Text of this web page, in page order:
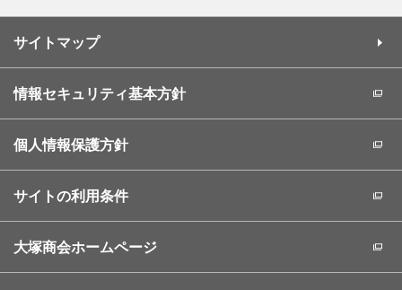
サイトマップ
情報セキュリティ基本方針
個人情報保護方針
サイトの利用条件
大塚商会ホームページ